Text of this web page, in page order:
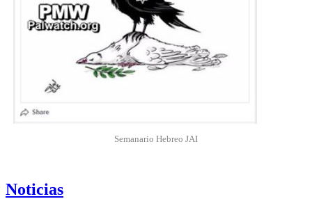
Semanario Hebreo JAI
Noticias